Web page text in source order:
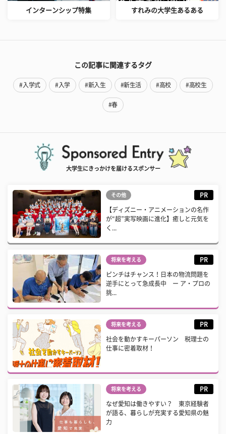
インターンシップ特集 すれみの大学生あるある
この記事に関連するタグ
#入学式 #入学 #新入生 #新生活 #高校 #高校生
#春
大学生にきっかけを届けるスポンサー
その他 PR
【ディズニー・アニメーションの名作
が“超”実写映画に進化】癒しと元気を
く...
将来を考える PR
ピンチはチャンス！日本の物流問題を
逆手にとって急成長中 ー ア・プロの
挑...
将来を考える PR
社会を動かすキーパーソン 税理士の
仕事に密着取材！
将来を考える PR
なぜ愛知は働きやすい？ 東京経験者
が語る、暮らしが充実する愛知県の魅
力